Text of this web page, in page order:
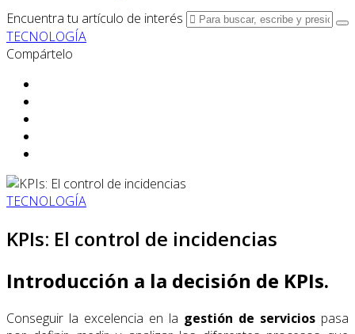
Encuentra tu artículo de interés
TECNOLOGÍA
Compártelo
TECNOLOGÍA
KPIs: El control de incidencias
Introducción a la decisión de KPIs.
Conseguir la excelencia en la gestión de servicios pasa